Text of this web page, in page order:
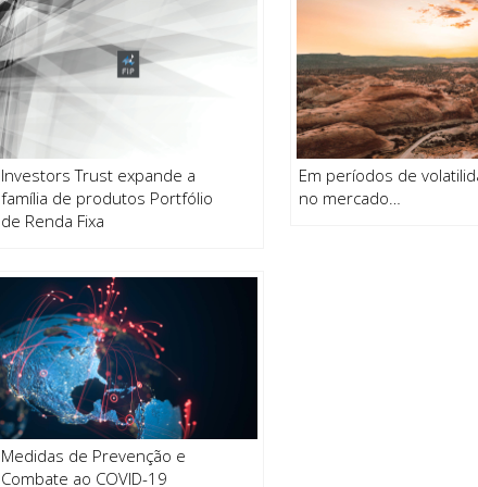
Investors Trust expande a
família de produtos Portfólio
de Renda Fixa
Em períodos de
no mercado…
Medidas de Prevenção e
Combate ao COVID-19